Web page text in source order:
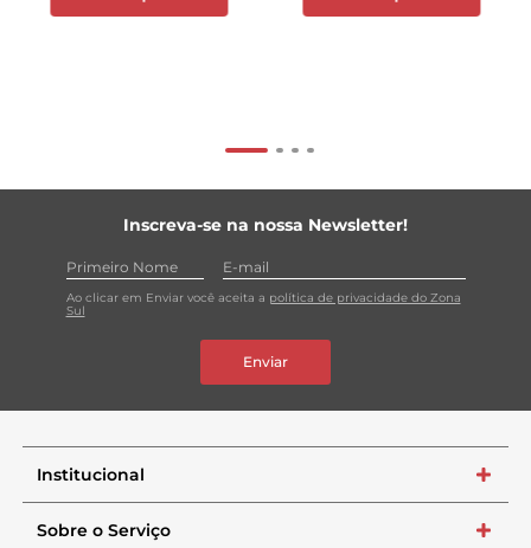
Inscreva-se na nossa Newsletter!
Ao clicar em Enviar você aceita a política de privacidade do Zona
Sul
Enviar
Institucional +
Sobre o Serviço +